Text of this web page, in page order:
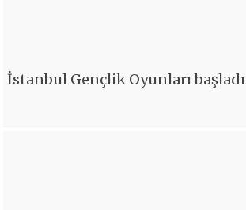
İstanbul Gençlik Oyunları başladı